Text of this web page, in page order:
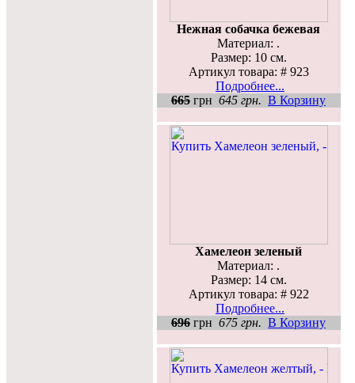
Нежная собачка бежевая
Материал: .
Размер: 10 см.
Артикул товара: # 923
Подробнее...
665 грн 645 грн. В Корзину
Хамелеон зеленый
Материал: .
Размер: 14 см.
Артикул товара: # 922
Подробнее...
696 грн 675 грн. В Корзину